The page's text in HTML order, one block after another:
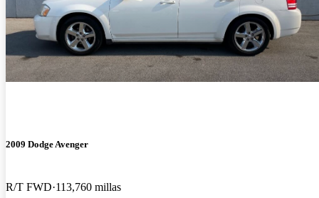
2009 Dodge Avenger
R/T FWD 113,760 millas